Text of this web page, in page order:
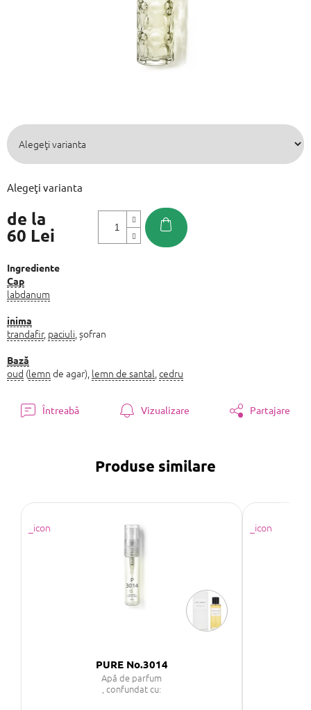
de la
60 Lei
preţ:
Alegeţi varianta
Ingrediente
Cap
labdanum
inima
trandafir, paciuli , șofran
Bază
oud (lemn de agar), lemn de santal cedru
Întreabă Vizualizare Partajare
Produse similare
PURE No.3014
Apă de parfum
, confundat cu: